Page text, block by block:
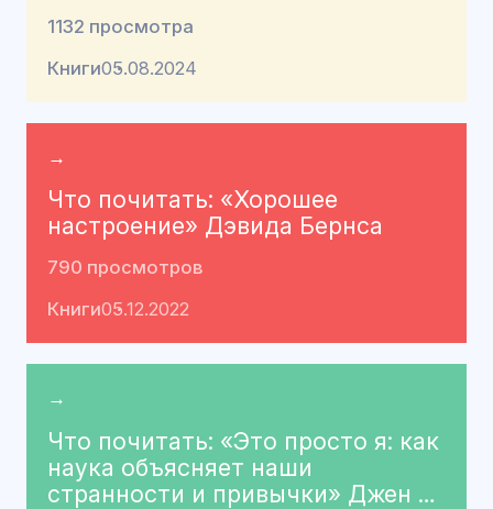
1132 просмотра
Книги05.08.2024
→
Что почитать: «Хорошее
настроение» Дэвида Бернса
790 просмотров
Книги05.12.2022
→
Что почитать: «Это просто я: как
наука объясняет наши
странности и привычки» Джен …